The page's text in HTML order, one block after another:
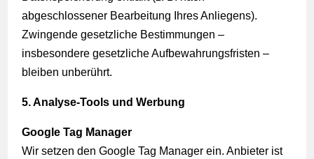
abgeschlossener Bearbeitung Ihres Anliegens).
Zwingende gesetzliche Bestimmungen –
insbesondere gesetzliche Aufbewahrungsfristen –
bleiben unberührt.
5. Analyse-Tools und Werbung
Google Tag Manager
Wir setzen den Google Tag Manager ein. Anbieter ist